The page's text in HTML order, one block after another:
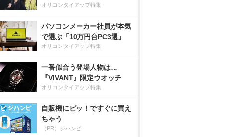
オリコンタイアップ特集
パソコンメーカー社員が本気
で選ぶ「10万円台PC3選」
オリコンタイアップ特集
一番似合う登場人物は…
『VIVANT』限定ウオッチ
オリコンタイアップ特集
自販機にピッ！ですぐに買え
ちゃう
（PR）ジハンピ